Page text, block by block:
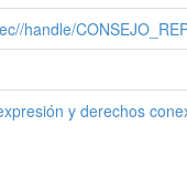
handle/
y derechos